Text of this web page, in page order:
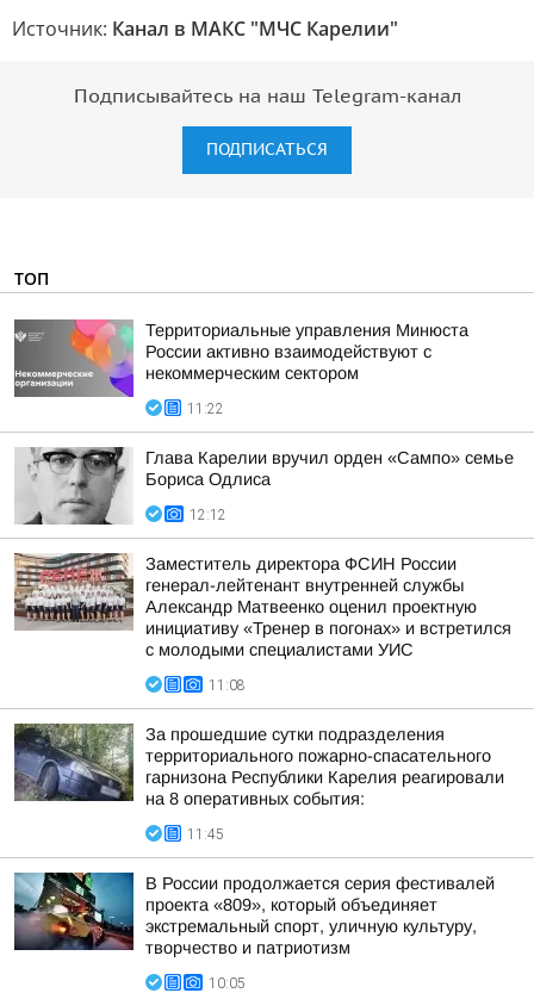
Источник: Канал в МАКС "МЧС Карелии"
Подписывайтесь на наш Telegram-канал
ПОДПИСАТЬСЯ
ТОП
Территориальные управления Минюста
России активно взаимодействуют с
некоммерческим сектором
11:22
Глава Карелии вручил орден «Сампо» семье
Бориса Одлиса
12:12
Заместитель директора ФСИН России
генерал-лейтенант внутренней службы
Александр Матвеенко оценил проектную
инициативу «Тренер в погонах» и встретился
с молодыми специалистами УИС
11:08
За прошедшие сутки подразделения
территориального пожарно-спасательного
гарнизона Республики Карелия реагировали
на 8 оперативных события:
11:45
В России продолжается серия фестивалей
проекта «809», который объединяет
экстремальный спорт, уличную культуру,
творчество и патриотизм
10:05